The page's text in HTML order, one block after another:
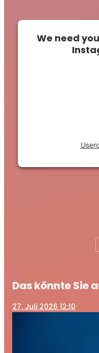
We need
Das könnte Sie
27. Juli 2026 12:10